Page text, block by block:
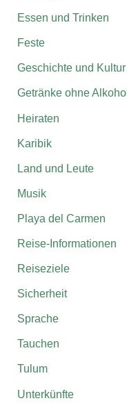
Essen und Trinken
Feste
Geschichte und Kultur
Getränke ohne Alkohol
Heiraten
Karibik
Land und Leute
Musik
Playa del Carmen
Reise-Informationen
Reiseziele
Sicherheit
Sprache
Tauchen
Tulum
Unterkünfte